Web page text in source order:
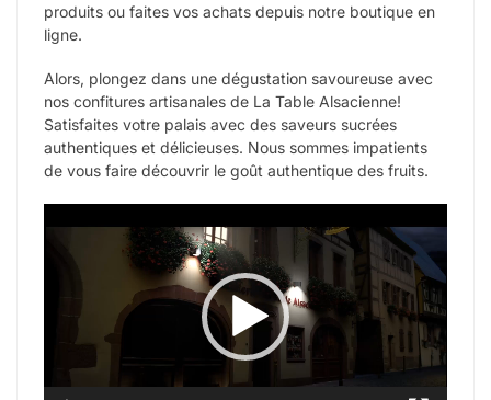
produits ou faites vos achats depuis notre boutique en
ligne.
Alors, plongez dans une dégustation savoureuse avec
nos confitures artisanales de La Table Alsacienne!
Satisfaites votre palais avec des saveurs sucrées
authentiques et délicieuses. Nous sommes impatients
de vous faire découvrir le goût authentique des fruits.